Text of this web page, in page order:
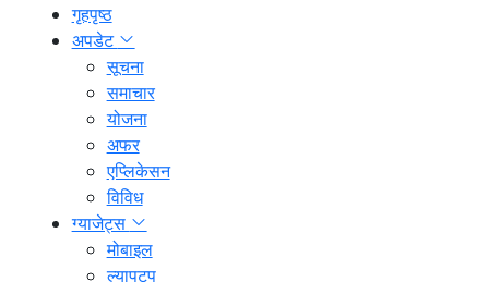
गृहपृष्ठ
अपडेट
सूचना
समाचार
योजना
अफर
एप्लिकेसन
विविध
ग्याजेट्स
मोबाइल
ल्यापटप